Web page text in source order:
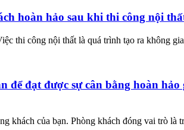
hoàn hảo sau khi thi công nội
thi công nội thất là quá trình tạo ra không
để đạt được sự cân bằng hoàn
khách của bạn. Phòng khách đóng vai trò